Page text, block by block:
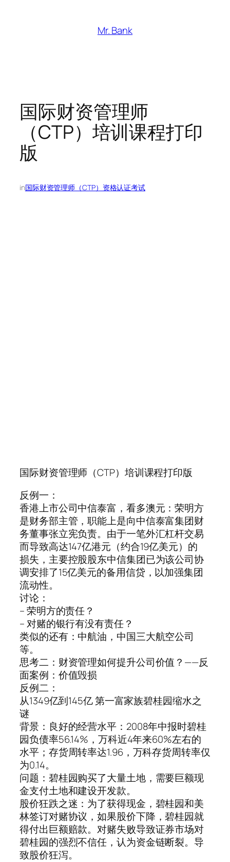
Mr. Bank
国际财资管理师
（CTP）培训课程打印
版
in国际财资管理师（CTP）资格认证考试
国际财资管理师（CTP）培训课程打印版
反例一：
香港上市公司中信泰富，看多澳元：荣明方
是财务部主管，职能上是向中信泰富集团财
务董事张立宪负责。由于一笔外汇杠杆交易
而导致高达147亿港元（约合19亿美元）的
损失，主要控股股东中信集团已为该公司协
调安排了15亿美元的备用信贷，以加强集团
流动性。
讨论：
– 荣明方的责任？
– 对赌的银行有没有责任？
类似的还有：中航油，中国三大航空公司
等。
思考二：财资管理如何提升公司价值？——反
面案例：价值毁损
反例二：
从1349亿到145亿 第一富家族碧桂园缩水之
谜
背景：良好的经营水平：2008年中报时碧桂
园负债率56.14%，万科近4年来60%左右的
水平；存货周转率达1.96，万科存货周转率仅
为0.14。
问题：碧桂园购买了大量土地，需要巨额现
金支付土地和建设开发款。
股价狂跌之迷：为了获得现金，碧桂园和美
林签订对赌协议，如果股价下降，碧桂园就
得付出巨额赔款。对赌失败导致证券市场对
碧桂园的强烈不信任，认为资金链断裂。导
致股价狂泻。